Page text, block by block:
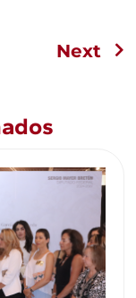
Next